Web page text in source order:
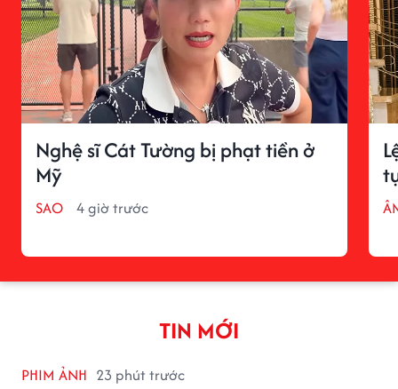
Nghệ sĩ Cát Tường bị phạt tiền ở
Mỹ
SAO 4 giờ trước
TIN MỚI
PHIM ẢNH 23 phút trước